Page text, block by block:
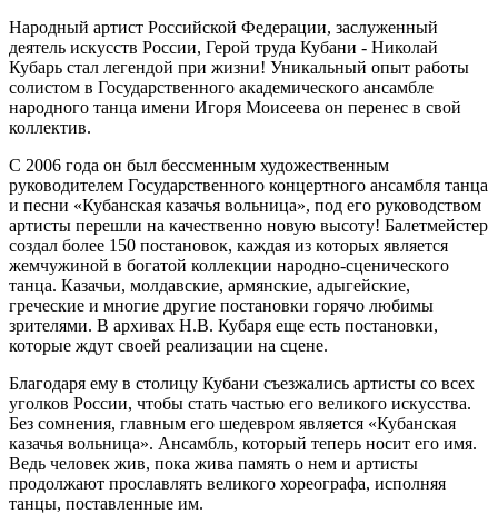
Народный артист Российской Федерации, заслуженный
деятель искусств России, Герой труда Кубани - Николай
Кубарь стал легендой при жизни! Уникальный опыт работы
солистом в Государственного академического ансамбле
народного танца имени Игоря Моисеева он перенес в свой
коллектив.
С 2006 года он был бессменным художественным
руководителем Государственного концертного ансамбля танца
и песни «Кубанская казачья вольница», под его руководством
артисты перешли на качественно новую высоту! Балетмейстер
создал более 150 постановок, каждая из которых является
жемчужиной в богатой коллекции народно-сценического
танца. Казачьи, молдавские, армянские, адыгейские,
греческие и многие другие постановки горячо любимы
зрителями. В архивах Н.В. Кубаря еще есть постановки,
которые ждут своей реализации на сцене.
Благодаря ему в столицу Кубани съезжались артисты со всех
уголков России, чтобы стать частью его великого искусства.
Без сомнения, главным его шедевром является «Кубанская
казачья вольница». Ансамбль, который теперь носит его имя.
Ведь человек жив, пока жива память о нем и артисты
продолжают прославлять великого хореографа, исполняя
танцы, поставленные им.